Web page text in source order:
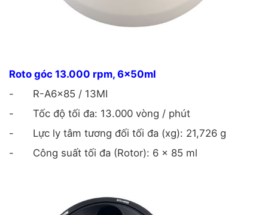
Roto góc 13.000 rpm, 6x50ml
-
R-A6x85 / 13MI
-
Tốc độ tối đa: 13.000 vòng / phút
-
Lực ly tâm tương đối tối đa (xg): 21,726 g
-
Công suất tối đa (Rotor): 6 x 85 ml